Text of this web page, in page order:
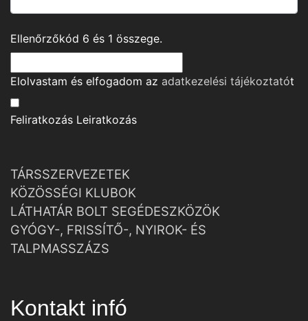
Ellenőrzőkód 6 és 1 összege.
Elolvastam és elfogadom az adatkezelési tájékoztatót
Feliratkozás Leiratkozás
TÁRSSZERVEZETEK
KÖZÖSSÉGI KLUBOK
LÁTHATÁR BOLT SEGÉDESZKÖZÖK
GYÓGY-, FRISSÍTŐ-, NYIROK- ÉS
TALPMASSZÁZS
Kontakt infó